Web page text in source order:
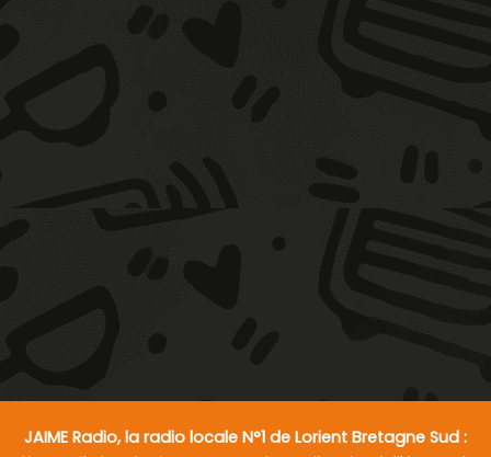
JAIME Radio, la radio locale N°1 de Lorient Bretagne Sud :